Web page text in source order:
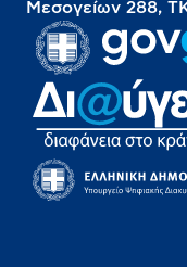
Μεσογείων 288,